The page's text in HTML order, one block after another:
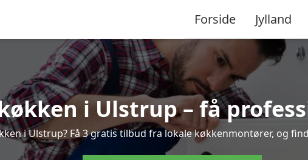
Forside Jylland
i Ulstrup – få
i Ulstrup? Få 3 gratis tilbud fra lokale køkkenmontører, og